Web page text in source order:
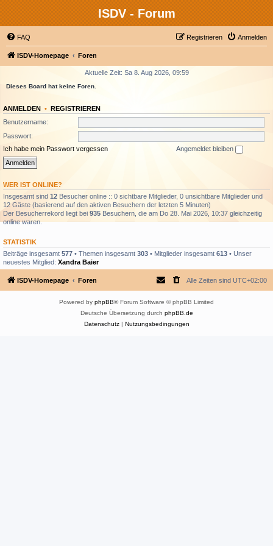
ISDV - Forum
FAQ Anmelden
Registrieren
ISDV-Homepage Foren
Aktuelle Zeit: Sa 8. Aug 2026, 09:59
Dieses Board hat keine Foren.
ANMELDEN • REGISTRIEREN
Benutzername:
Passwort:
Ich habe mein Passwort vergessen
Angemeldet bleiben
WER IST ONLINE?
Insgesamt sind 12 Besucher online :: 0 sichtbare Mitglieder, 0 unsichtbare Mitglieder und
12 Gäste (basierend auf den aktiven Besuchern der letzten 5 Minuten)
Der Besucherrekord liegt bei 935 Besuchern, die am Do 28. Mai 2026, 10:37 gleichzeitig
online waren.
STATISTIK
Beiträge insgesamt 577 • Themen insgesamt 303 • Mitglieder insgesamt 613 • Unser
neuestes Mitglied: Xandra Baier
ISDV-Homepage Foren Alle Zeiten sind UTC+02:00
Powered by phpBB® Forum Software © phpBB Limited
Deutsche Übersetzung durch phpBB.de
Datenschutz| Nutzungsbedingungen